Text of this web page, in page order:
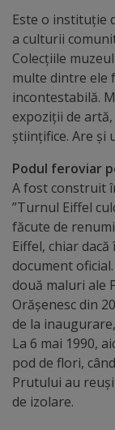
de
ai
titlului
de
Este o instituţie
a culturii
Colecţiile
multe dintre ele
incontestabilă.
expoziții de
științifice. Are și
Podul feroviar
A fost construit
”Turnul Eiffel
făcute de
Eiffel, chiar
document
două maluri ale
Orășenesc din
de la
La 6 mai 1990,
pod de flori,
Prutului au
de izolare.